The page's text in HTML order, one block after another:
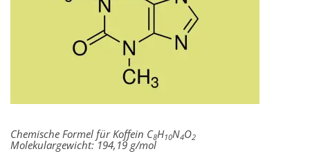
Chemische Formel für Koffein C8H10N4O2
Molekulargewicht: 194,19 g/mol